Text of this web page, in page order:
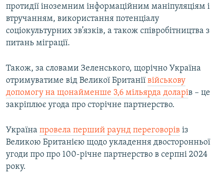
протидії іноземним інформаційним маніпуляціям і
втручанням, використання потенціалу
соціокультурних зв’язків, а також співробітництва з
питань міграції.
Також, за словами Зеленського, щорічно Україна
отримуватиме від Великої Британії військову
допомогу на щонайменше 3,6 мільярда доларів – це
закріплює угода про сторічне партнерство.
Україна провела перший раунд переговорів із
Великою Британією щодо укладення двосторонньої
угоди про про 100-річне партнерство в серпні 2024
року.